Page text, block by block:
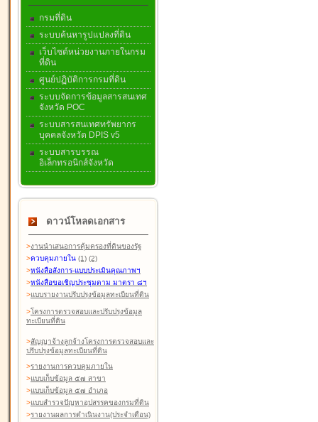
กรมที่ดิน
ระบบค้นหารูปแปลงที่ดิน
เว็บไซต์หน่วยงานภายในกรม
ที่ดิน
ศูนย์ปฏิบัติการกรมที่ดิน
ระบบจัดการข้อมูลสารสนเทศ
จังหวัด POC
ระบบสารสนเทศทรัพยากร
บุคคลจังหวัด DPIS v5
ระบบสารบรรณ
อิเล็กทรอนิกส์จังหวัด
ดาวน์โหลดเอกสาร
>งานนำเสนอการคุ้มครองที่ดินของรัฐ
>ควบคุมภายใน (1) (2)
>หนังสือสังการ-แบบประเมินคุณภาพฯ
>หนังสือขอเชิญประชุมตาม มาตรา ๘ฯ
>แบบรายงานปรับปรุงข้อมูลทะเบียนที่ดิน
>โครงการตรวจสอบและปรับปรุงข้อมูล
ทะเบียนที่ดิน
>สัญญาจ้างลูกจ้างโครงการตรวจสอบและ
ปรับปรุงข้อมูลทะเบียนที่ดิน
>รายงานการควบคุมภายใน
>แบบเก็บข้อมูล ๕๗ สาขา
>แบบเก็บข้อมูล ๕๗ อำเภอ
>แบบสำรวจปัญหาอุปสรรคของกรมที่ดิน
>รายงานผลการดำเนินงาน(ประจำเดือน)